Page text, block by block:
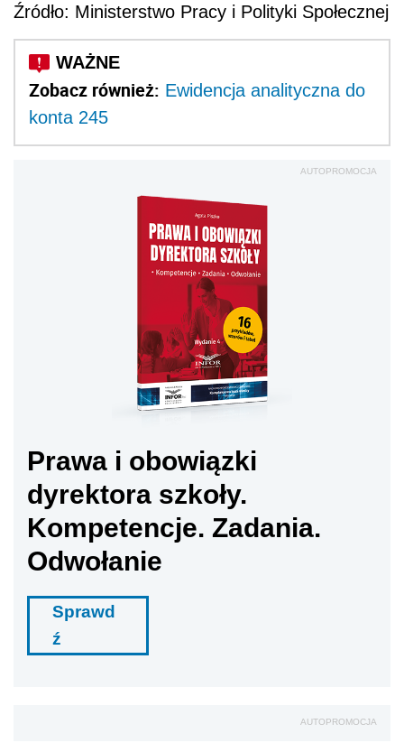
Źródło: Ministerstwo Pracy i Polityki Społecznej
Zobacz również: Ewidencja analityczna do
konta 245
AUTOPROMOCJA
Prawa i obowiązki
dyrektora szkoły.
Kompetencje. Zadania.
Odwołanie
Sprawd
ź
AUTOPROMOCJA